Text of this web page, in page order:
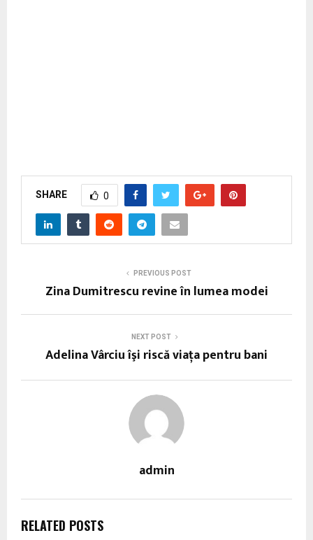
SHARE 0
PREVIOUS POST
Zina Dumitrescu revine în lumea modei
NEXT POST
Adelina Vârciu îşi riscă viaţa pentru bani
admin
RELATED POSTS